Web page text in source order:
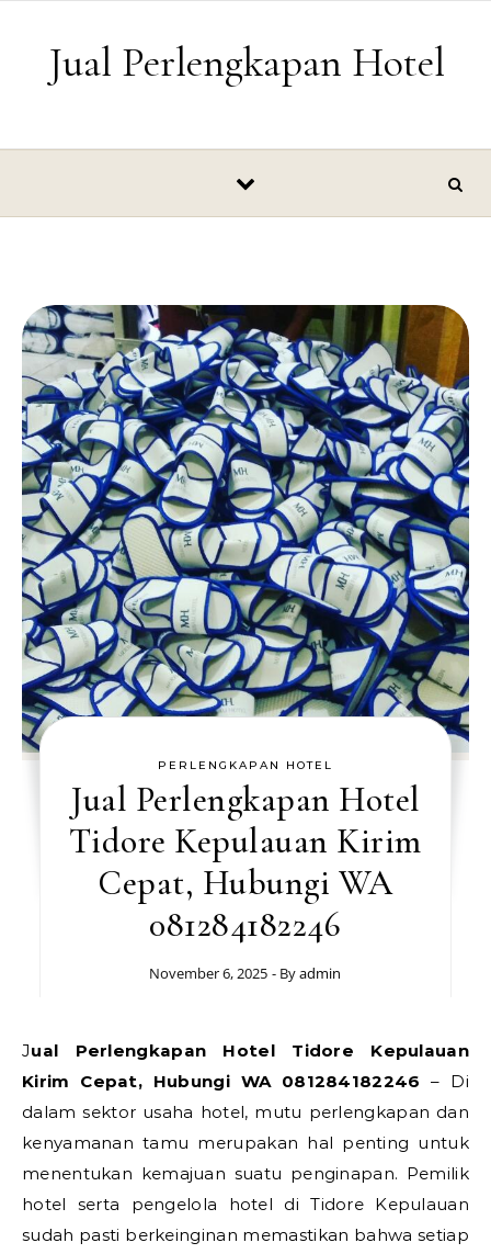
Jual Perlengkapan Hotel
PERLENGKAPAN HOTEL
Jual Perlengkapan Hotel
Tidore Kepulauan Kirim
Cepat, Hubungi WA
081284182246
November 6, 2025 - Byadmin
Jual Perlengkapan Hotel Tidore Kepulauan
Kirim Cepat, Hubungi WA 081284182246 – Di
dalam sektor usaha hotel, mutu perlengkapan dan
kenyamanan tamu merupakan hal penting untuk
menentukan kemajuan suatu penginapan. Pemilik
hotel serta pengelola hotel di Tidore Kepulauan
sudah pasti berkeinginan memastikan bahwa setiap